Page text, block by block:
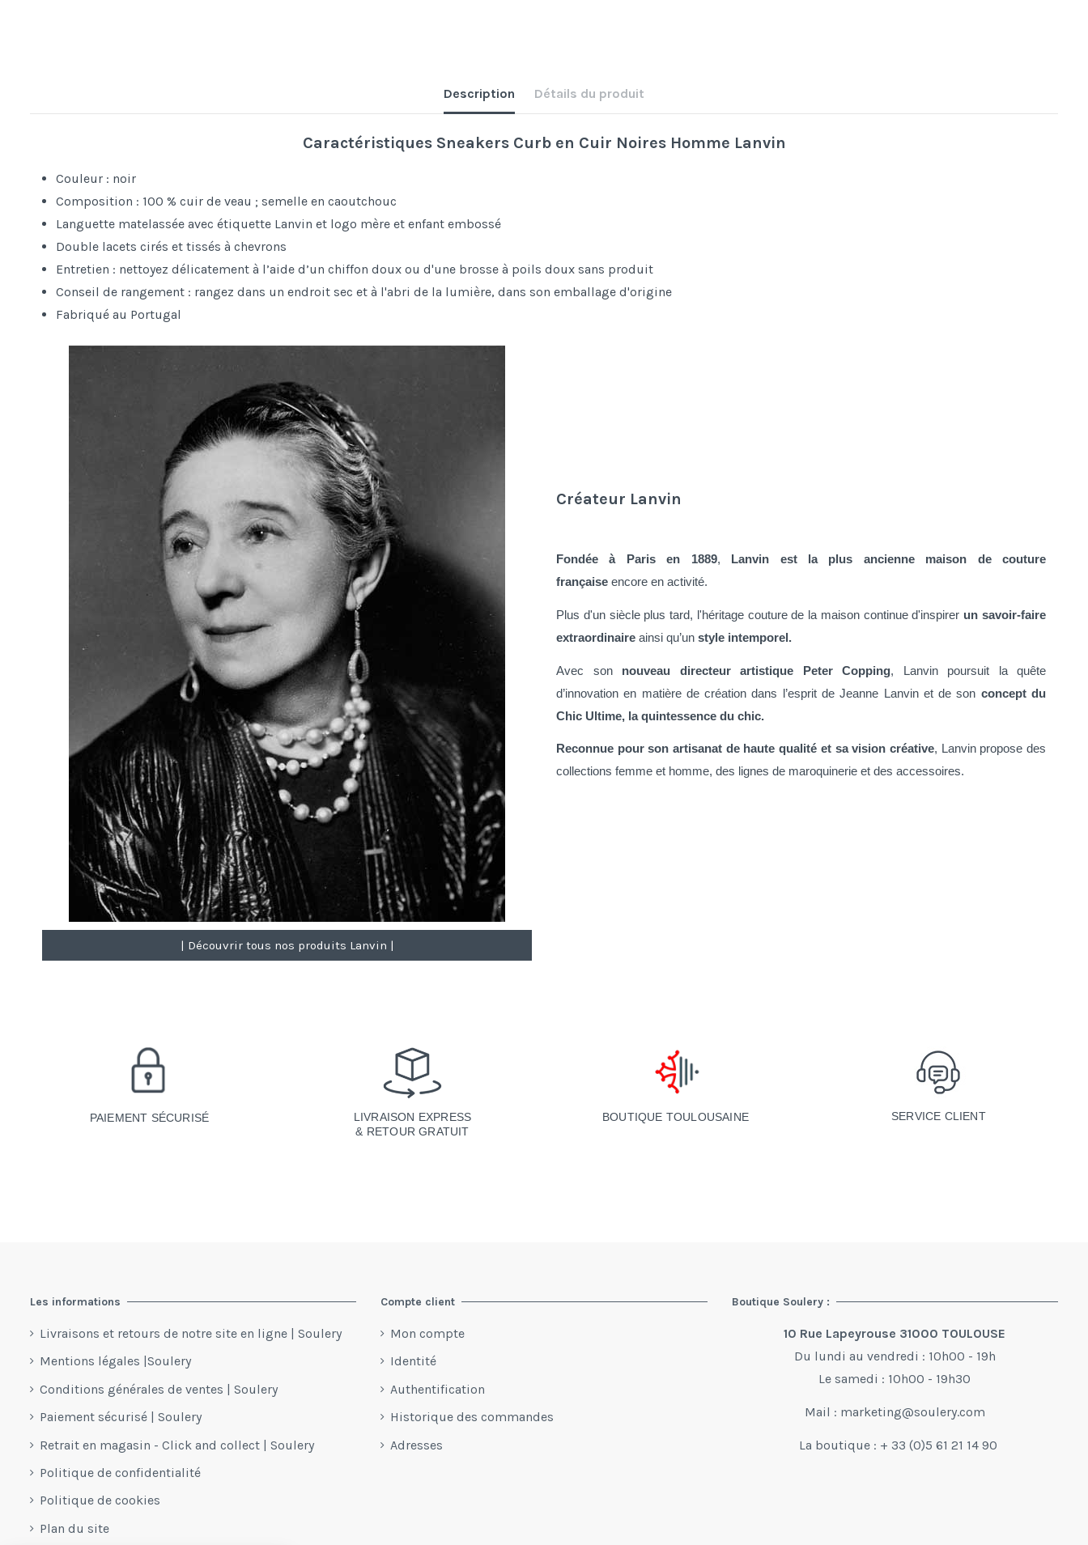
Description Détails du produit
Caractéristiques Sneakers Curb en Cuir Noires Homme Lanvin
Couleur : noir
Composition : 100 % cuir de veau ; semelle en caoutchouc
Languette matelassée avec étiquette Lanvin et logo mère et enfant embossé
Double lacets cirés et tissés à chevrons
Entretien : nettoyez délicatement à l’aide d’un chiffon doux ou d'une brosse à poils doux sans produit
Conseil de rangement : rangez dans un endroit sec et à l'abri de la lumière, dans son emballage d'origine
Fabriqué au Portugal
| Découvrir tous nos produits Lanvin |
Créateur Lanvin
Fondée à Paris en 1889,
Lanvin est la plus ancienne maison de couture
française encore en activité.
Plus d'un siècle plus tard, l'héritage couture de la maison continue d'inspirer un savoir-faire
extraordinaire ainsi qu’un style intemporel.
Avec son nouveau directeur artistique Peter Copping, Lanvin poursuit la quête
d’innovation en matière de création dans l’esprit de Jeanne Lanvin et de son concept du
Chic Ultime, la quintessence du chic.
Reconnue pour son artisanat de haute qualité et sa vision créative, Lanvin propose des
collections femme et homme, des lignes de maroquinerie et des accessoires.
PAIEMENT SÉCURISÉ
LIVRAISON EXPRESS
& RETOUR GRATUIT
BOUTIQUE TOULOUSAINE SERVICE CLIENT
Les informations
Livraisons et retours de notre site en ligne | Soulery
Mentions légales |Soulery
Conditions générales de ventes | Soulery
Paiement sécurisé | Soulery
Retrait en magasin - Click and collect | Soulery
Politique de confidentialité
Politique de cookies
Plan du site
Compte client
Mon compte
Identité
Authentification
Historique des commandes
Adresses
Boutique Soulery :
10 Rue Lapeyrouse 31000 TOULOUSE
Du lundi au vendredi : 10h00 - 19h
Le samedi : 10h00 - 19h30
Mail : marketing@soulery.com
La boutique : + 33 (0)5 61 21 14 90